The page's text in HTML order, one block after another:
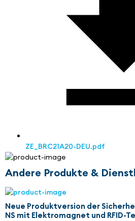
ZE_BRC21A20-DEU.pdf
Andere Produkte &
Neue Produktversion der
NS mit Elektromagnet und RFID-